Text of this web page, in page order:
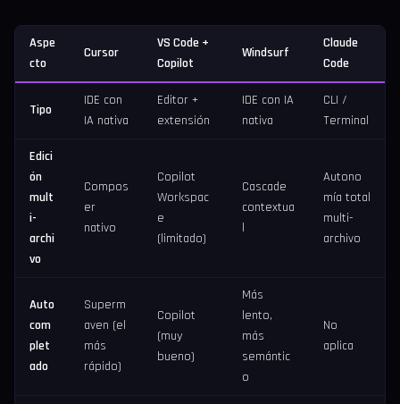
Aspe
cto
Cursor
VS Code +
Copilot
Windsurf
Claude
Code
Tipo
IDE con
IA nativa
Editor +
extensión
IDE con IA
nativa
CLI /
Terminal
Edici
ón
mult
i-
archi
vo
Compos
er
nativo
Copilot
Workspac
e
(limitado)
Cascade
contextua
l
Autono
mía total
multi-
archivo
Auto
com
plet
ado
Superm
aven (el
más
rápido)
Copilot
(muy
bueno)
Más
lento,
más
semántic
o
No
aplica